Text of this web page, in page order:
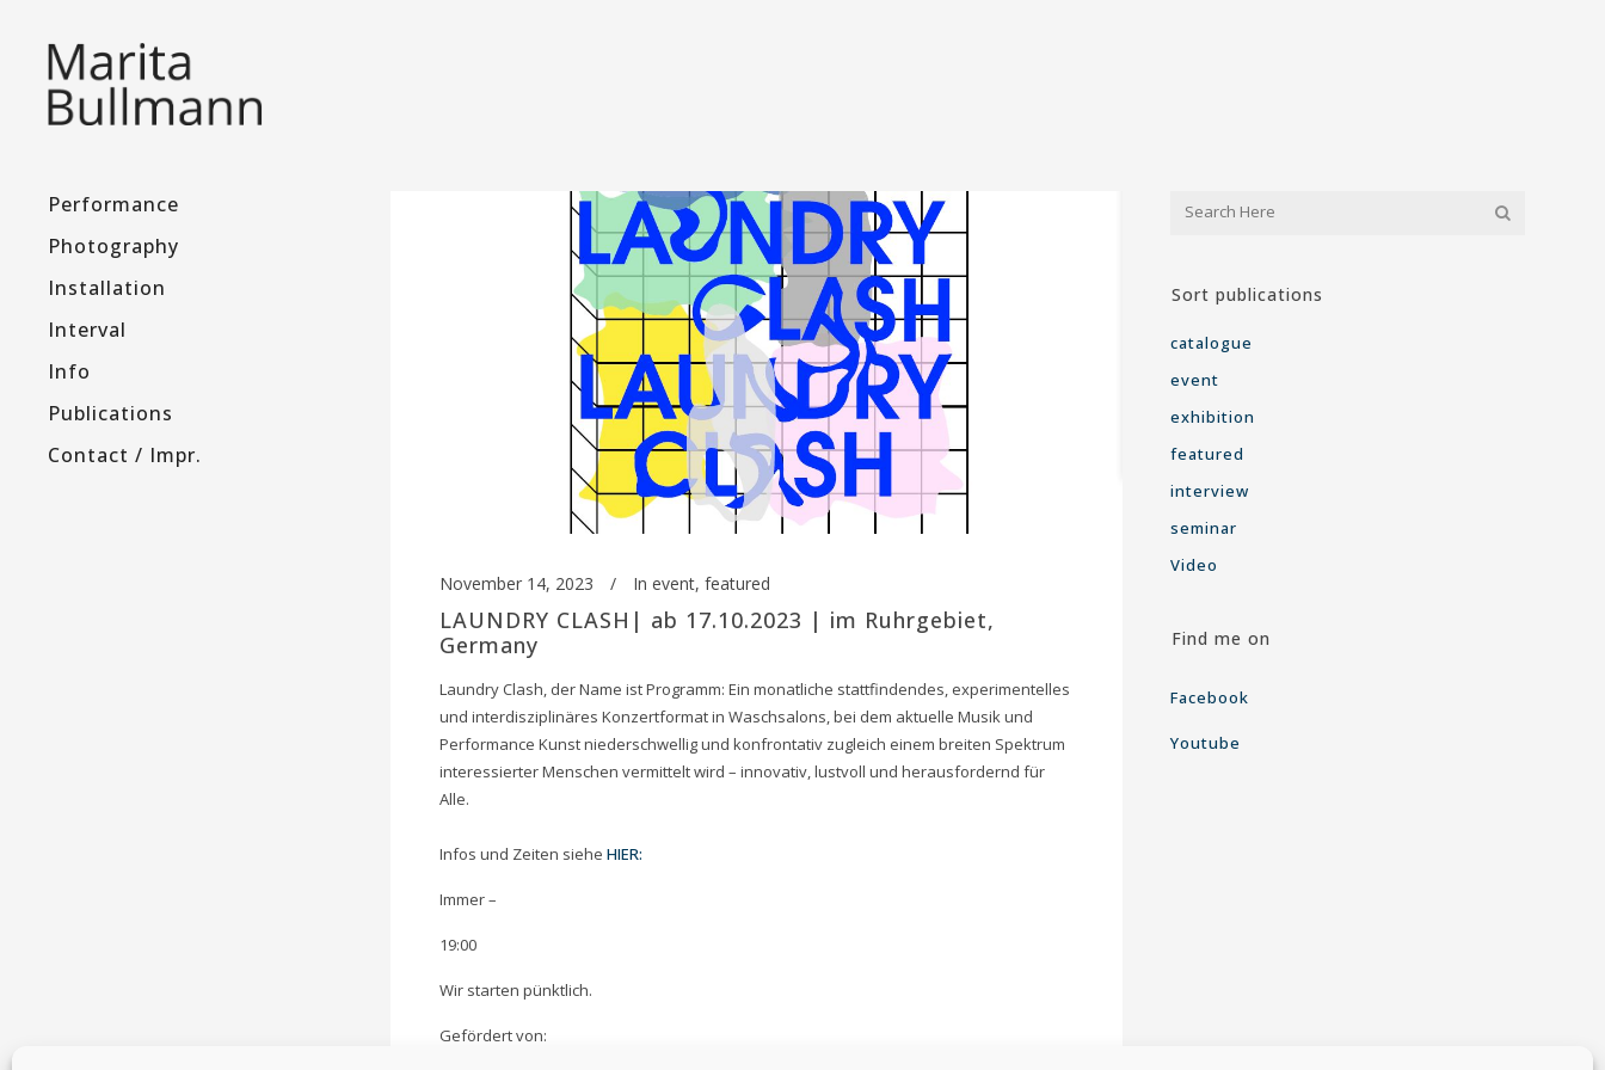
Performance
Photography
Installation
Interval
Info
Publications
Contact / Impr.
November 14, 2023 In event, featured
LAUNDRY CLASH| ab 17.10.2023 | im Ruhrgebiet,
Germany
Laundry Clash, der Name ist Programm: Ein monatliche stattfindendes, experimentelles
und interdisziplinäres Konzertformat in Waschsalons, bei dem aktuelle Musik und
Performance Kunst niederschwellig und konfrontativ zugleich einem breiten Spektrum
interessierter Menschen vermittelt wird – innovativ, lustvoll und herausfordernd für
Alle.
Infos und Zeiten siehe HIER:
Immer –
19:00
Wir starten pünktlich.
Gefördert von:
Sort publications
catalogue
event
exhibition
featured
interview
seminar
Video
Find me on
Facebook
Youtube